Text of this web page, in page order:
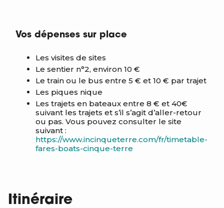
Vos dépenses sur place
Les visites de sites
Le sentier n°2, environ 10 €
Le train ou le bus entre 5 € et 10 € par trajet
Les piques nique
Les trajets en bateaux entre 8 € et 40€
suivant les trajets et s’il s’agit d’aller-retour
ou pas. Vous pouvez consulter le site
suivant :
https://www.incinqueterre.com/fr/timetable-
fares-boats-cinque-terre
Itinéraire